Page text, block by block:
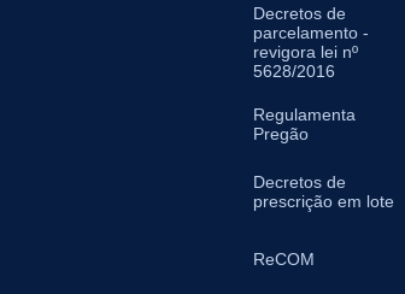
Decretos de
parcelamento -
revigora lei nº
5628/2016
Regulamenta
Pregão
Decretos de
prescrição em lote
ReCOM